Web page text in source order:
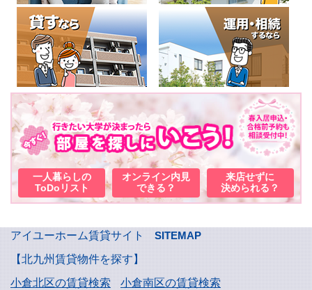
一人暮らしの
ToDoリスト
オンライン内見
できる？
来店せずに
決められる？
アイユーホーム賃貸サイト
SITEMAP
【北九州賃貸物件を探す】
小倉北区の賃貸検索
小倉南区の賃貸検索